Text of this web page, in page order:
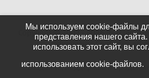
Copyright ©2002 - 2026"Мастер
защищены.Сообщить об
Создание, поддержка и
Мы используем cookie-файлы
представления нашего
использовать этот сайт, вы
использованием cookie-файлов.